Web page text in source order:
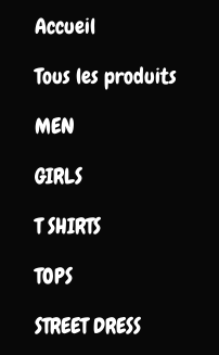
Accueil
Tous les produits
MEN
GIRLS
T SHIRTS
TOPS
STREET DRESS